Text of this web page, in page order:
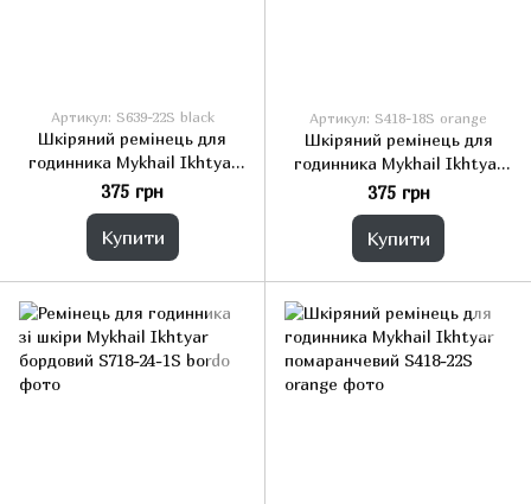
Артикул: S639-22S black
Шкіряний ремінець для
годинника Mykhail Ikhtyar
чорний
375 грн
Купити
Артикул: S418-18S orange
Шкіряний ремінець для
годинника Mykhail Ikhtyar
оранжевий
375 грн
Купити